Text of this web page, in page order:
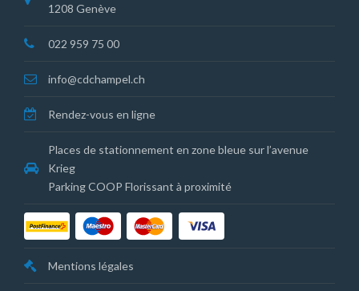
1208 Genève
022 959 75 00
info@cdchampel.ch
Rendez-vous en ligne
Places de stationnement en zone bleue sur l’avenue
Krieg
Parking COOP Florissant à proximité
Mentions légales